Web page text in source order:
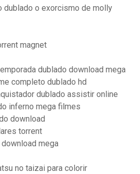
o exorcismo de molly
magnet
dublado download mega
completo dublado hd
dublado assistir online
inferno mega filmes
download
torrent
mega
no taizai para colorir